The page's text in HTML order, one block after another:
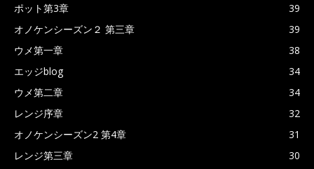
ポット第3章
39
オノケンシーズン２ 第三章
39
ウメ第一章
38
エッジblog
34
ウメ第二章
34
レンジ序章
32
オノケンシーズン2 第4章
31
レンジ第三章
30